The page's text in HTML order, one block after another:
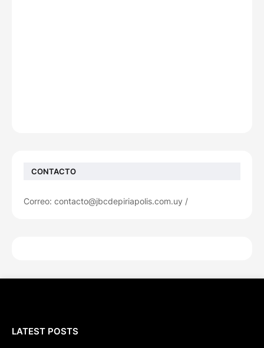
CONTACTO
Correo: contacto@jbcdepiriapolis.com.uy /
LATEST POSTS